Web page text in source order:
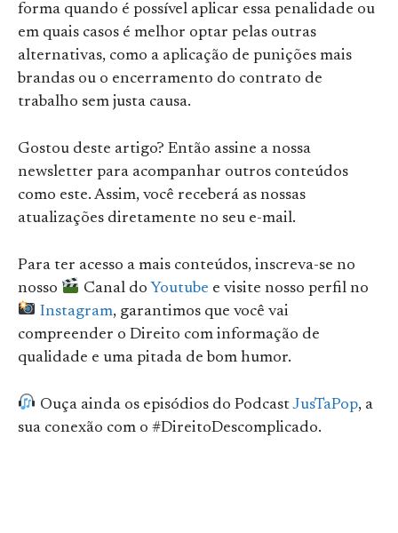
forma quando é possível aplicar essa penalidade ou
em quais casos é melhor optar pelas outras
alternativas, como a aplicação de punições mais
brandas ou o encerramento do contrato de
trabalho sem justa causa.
Gostou deste artigo? Então assine a nossa
newsletter para acompanhar outros conteúdos
como este. Assim, você receberá as nossas
atualizações diretamente no seu e-mail.
Para ter acesso a mais conteúdos, inscreva-se no
nosso
Canal do Youtube e visite nosso perfil no
Instagram, garantimos que você vai
compreender o Direito com informação de
qualidade e uma pitada de bom humor.
Ouça ainda os episódios do PodcastJusTaPop, a
sua conexão com o #DireitoDescomplicado.